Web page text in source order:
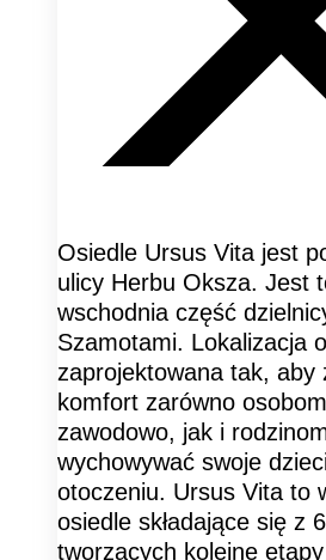
Osiedle Ursus Vita jest
ulicy Herbu Oksza. Jest
wschodnia część
Szamotami. Lokalizacja
zaprojektowana tak, aby
komfort zarówno
zawodowo, jak i
wychowywać swoje
otoczeniu. Ursus Vita to
osiedle składające się z
tworzących kolejne